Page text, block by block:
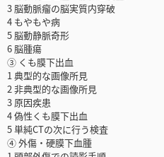
3 脳動脈瘤の脳実質内穿破
4 もやもや病
5 脳動静脈奇形
6 脳腫瘍
③ くも膜下出血
1 典型的な画像所見
2 非典型的な画像所見
3 原因疾患
4 偽性くも膜下出血
5 単純CTの次に行う検査
④ 外傷・硬膜下血腫